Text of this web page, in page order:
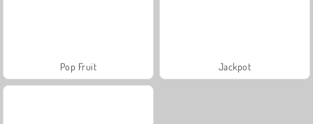
Pop Fruit Jackpot